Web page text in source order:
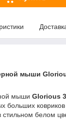
мыши
мыши Glorious
больших
стильном белом